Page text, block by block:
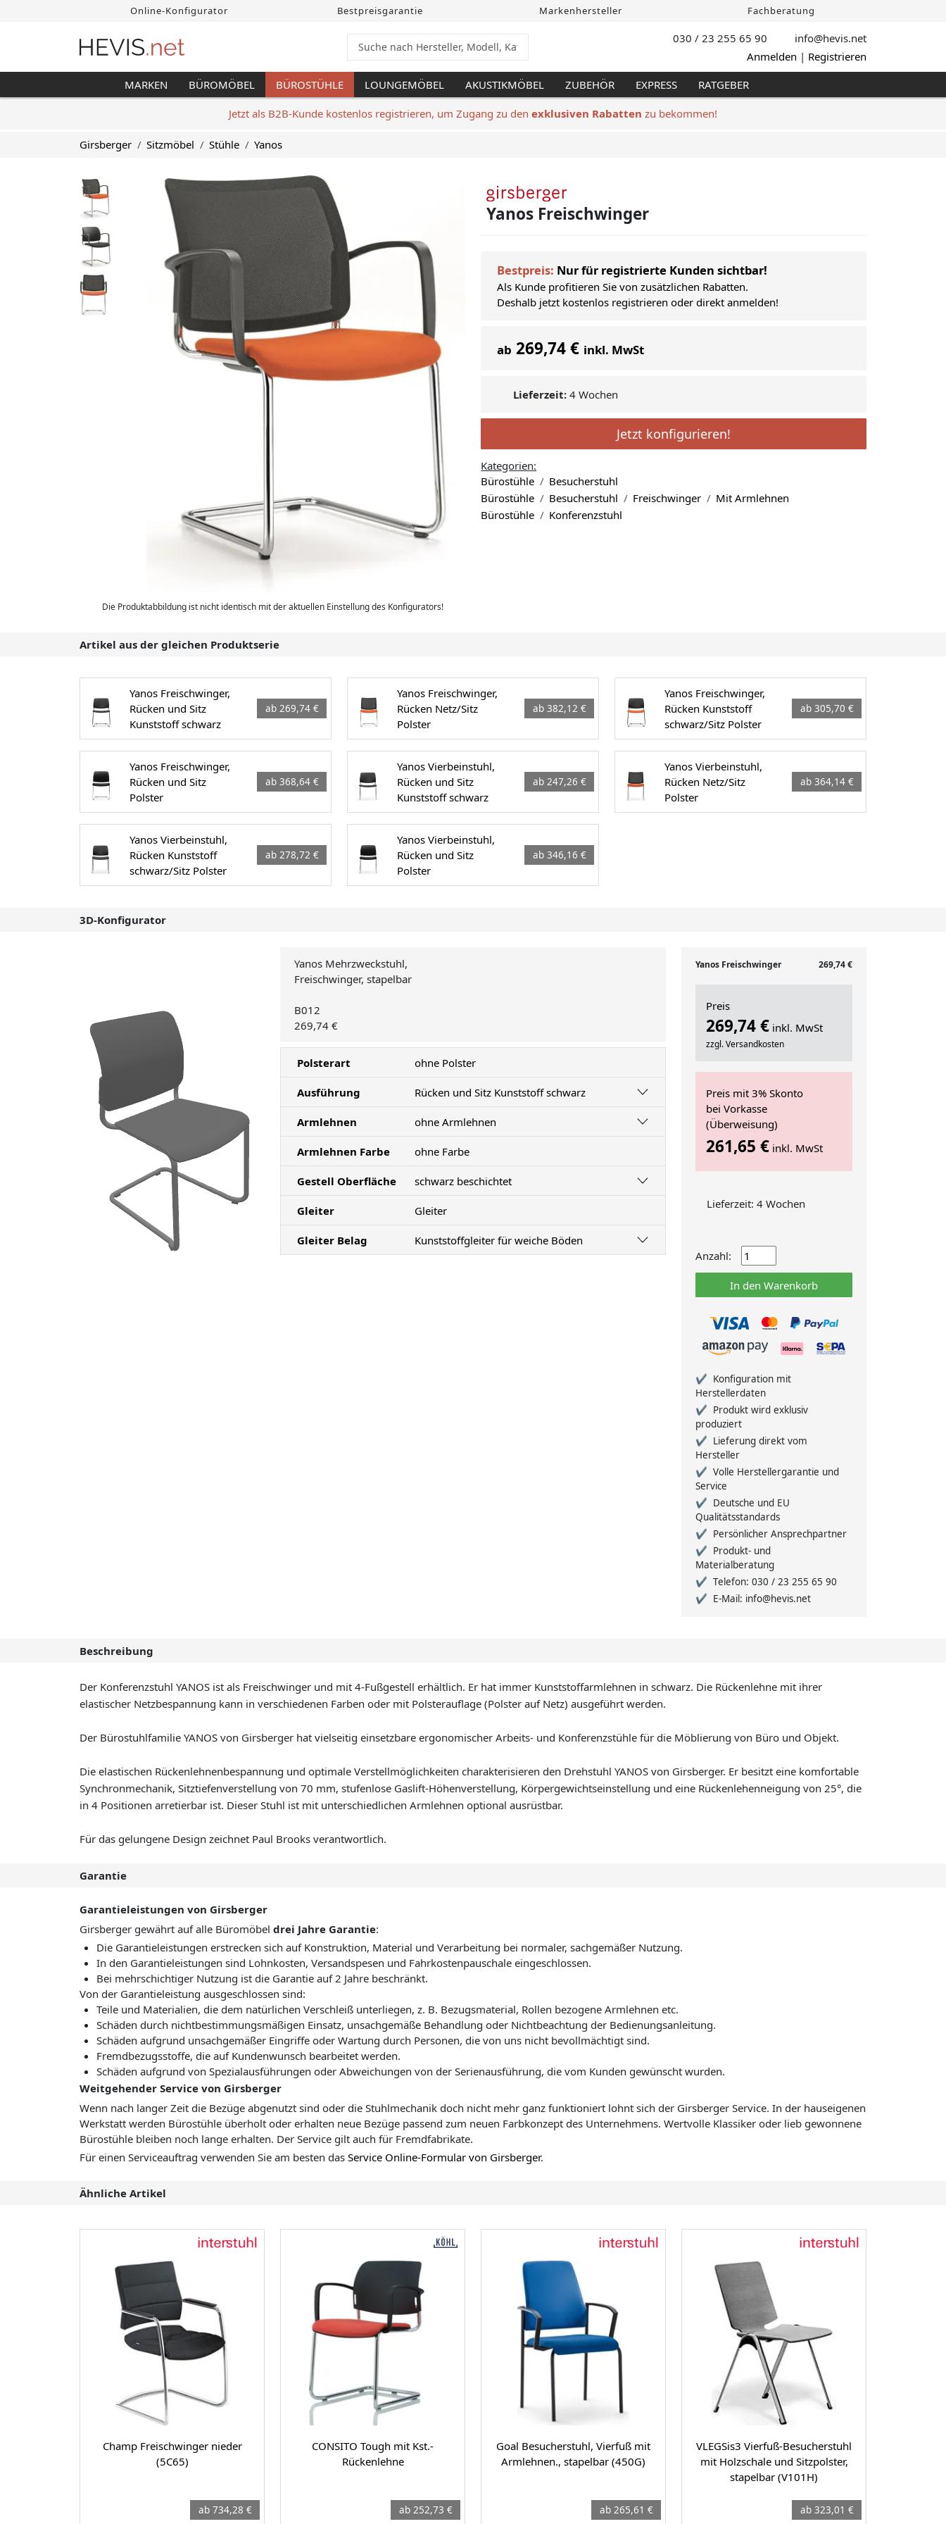
Online-Konfigurator Bestpreisgarantie Markenhersteller Fachberatung
030 / 23 255 65 90 info@hevis.net
Anmelden | Registrieren
MARKEN BÜROMÖBEL BÜROSTÜHLE LOUNGEMÖBEL AKUSTIKMÖBEL ZUBEHÖR EXPRESS RATGEBER
Jetzt als B2B-Kunde kostenlos registrieren, um Zugang zu den exklusiven Rabatten zu bekommen!
Girsberger Sitzmöbel Stühle Yanos
Die Produktabbildung ist nicht identisch mit der aktuellen Einstellung des Konfigurators!
Yanos Freischwinger
Bestpreis: Nur für registrierte Kunden sichtbar!
Als Kunde profitieren Sie von zusätzlichen Rabatten.
Deshalb jetzt kostenlos registrieren oder direkt anmelden!
ab 269,74 € inkl. MwSt
Lieferzeit: 4 Wochen
Jetzt konfigurieren!
Kategorien:
Bürostühle
Besucherstuhl
Bürostühle
Besucherstuhl Freischwinger
Mit Armlehnen
Bürostühle
Konferenzstuhl
Artikel aus der gleichen Produktserie
Yanos Freischwinger,
Rücken und Sitz
Kunststoff schwarz
ab 269,74 €
Yanos Freischwinger,
Rücken Netz/Sitz
Polster
ab 382,12 €
Yanos Freischwinger,
Rücken Kunststoff
schwarz/Sitz Polster
ab 305,70 €
Yanos Freischwinger,
Rücken und Sitz
Polster
ab 368,64 €
Yanos Vierbeinstuhl,
Rücken und Sitz
Kunststoff schwarz
ab 247,26 €
Yanos Vierbeinstuhl,
Rücken Netz/Sitz
Polster
ab 364,14 €
Yanos Vierbeinstuhl,
Rücken Kunststoff
schwarz/Sitz Polster
ab 278,72 €
Yanos Vierbeinstuhl,
Rücken und Sitz
Polster
ab 346,16 €
3D-Konfigurator
Yanos Mehrzweckstuhl,
Freischwinger, stapelbar
B012
269,74 €
Polsterart ohne Polster
Ausführung Rücken und Sitz Kunststoff schwarz
Armlehnen ohne Armlehnen
Armlehnen Farbe ohne Farbe
Gestell Oberfläche schwarz beschichtet
Gleiter Gleiter
Gleiter Belag Kunststoffgleiter für weiche Böden
Yanos Freischwinger 269,74 €
Preis
269,74 € inkl. MwSt
zzgl. Versandkosten
Preis mit 3% Skonto
bei Vorkasse
(Überweisung)
261,65 € inkl. MwSt
Lieferzeit: 4 Wochen
Anzahl:
In den Warenkorb
Konfiguration mit
Herstellerdaten
Produkt wird exklusiv
produziert
Lieferung direkt vom
Hersteller
Volle Herstellergarantie und
Service
Deutsche und EU
Qualitätsstandards
Persönlicher Ansprechpartner
Produkt- und
Materialberatung
Telefon: 030 / 23 255 65 90
E-Mail: info@hevis.net
Beschreibung
Der Konferenzstuhl YANOS ist als Freischwinger und mit 4-Fußgestell erhältlich. Er hat immer Kunststoffarmlehnen in schwarz. Die Rückenlehne mit ihrer
elastischer Netzbespannung kann in verschiedenen Farben oder mit Polsterauflage (Polster auf Netz) ausgeführt werden.
Der Bürostuhlfamilie YANOS von Girsberger hat vielseitig einsetzbare ergonomischer Arbeits- und Konferenzstühle für die Möblierung von Büro und Objekt.
Die elastischen Rückenlehnenbespannung und optimale Verstellmöglichkeiten charakterisieren den Drehstuhl YANOS von Girsberger. Er besitzt eine komfortable
Synchronmechanik, Sitztiefenverstellung von 70 mm, stufenlose Gaslift-Höhenverstellung, Körpergewichtseinstellung und eine Rückenlehenneigung von 25°, die
in 4 Positionen arretierbar ist. Dieser Stuhl ist mit unterschiedlichen Armlehnen optional ausrüstbar.
Für das gelungene Design zeichnet Paul Brooks verantwortlich.
Garantie
Garantieleistungen von Girsberger
Girsberger gewährt auf alle Büromöbeldrei Jahre Garantie:
Die Garantieleistungen erstrecken sich auf Konstruktion, Material und Verarbeitung bei normaler, sachgemäßer Nutzung.
In den Garantieleistungen sind Lohnkosten, Versandspesen und Fahrkostenpauschale eingeschlossen.
Bei mehrschichtiger Nutzung ist die Garantie auf 2 Jahre beschränkt.
Von der Garantieleistung ausgeschlossen sind:
Teile und Materialien, die dem natürlichen Verschleiß unterliegen, z. B. Bezugsmaterial, Rollen bezogene Armlehnen etc.
Schäden durch nichtbestimmungsmäßigen Einsatz, unsachgemäße Behandlung oder Nichtbeachtung der Bedienungsanleitung.
Schäden aufgrund unsachgemäßer Eingriffe oder Wartung durch Personen, die von uns nicht bevollmächtigt sind.
Fremdbezugsstoffe, die auf Kundenwunsch bearbeitet werden.
Schäden aufgrund von Spezialausführungen oder Abweichungen von der Serienausführung, die vom Kunden gewünscht wurden.
Weitgehender Service von Girsberger
Wenn nach langer Zeit die Bezüge abgenutzt sind oder die Stuhlmechanik doch nicht mehr ganz funktioniert lohnt sich der Girsberger Service. In der hauseigenen
Werkstatt werden Bürostühle überholt oder erhalten neue Bezüge passend zum neuen Farbkonzept des Unternehmens. Wertvolle Klassiker oder lieb gewonnene
Bürostühle bleiben noch lange erhalten. Der Service gilt auch für Fremdfabrikate.
Für einen Serviceauftrag verwenden Sie am besten dasService Online-Formular von Girsberger.
Ähnliche Artikel
Champ Freischwinger nieder
(5C65)
ab 734,28 €
CONSITO Tough mit Kst.-
Rückenlehne
ab 252,73 €
Goal Besucherstuhl, Vierfuß mit
Armlehnen., stapelbar (450G)
ab 265,61 €
VLEGSis3 Vierfuß-Besucherstuhl
mit Holzschale und Sitzpolster,
stapelbar (V101H)
ab 323,01 €